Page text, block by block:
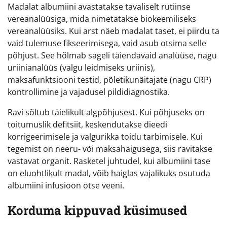
Madalat albumiini avastatakse tavaliselt rutiinse
vereanalüüsiga, mida nimetatakse biokeemiliseks
vereanalüüsiks. Kui arst näeb madalat taset, ei piirdu ta
vaid tulemuse fikseerimisega, vaid asub otsima selle
põhjust. See hõlmab sageli täiendavaid analüüse, nagu
uriinianalüüs (valgu leidmiseks uriinis),
maksafunktsiooni testid, põletikunäitajate (nagu CRP)
kontrollimine ja vajadusel pildidiagnostika.
Ravi sõltub täielikult algpõhjusest. Kui põhjuseks on
toitumuslik defitsiit, keskendutakse dieedi
korrigeerimisele ja valgurikka toidu tarbimisele. Kui
tegemist on neeru- või maksahaigusega, siis ravitakse
vastavat organit. Rasketel juhtudel, kui albumiini tase
on eluohtlikult madal, võib haiglas vajalikuks osutuda
albumiini infusioon otse veeni.
Korduma kippuvad küsimused